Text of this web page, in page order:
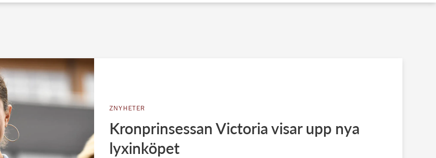
ZNYHETER
Kronprinsessan Victoria visar upp nya
lyxinköpet